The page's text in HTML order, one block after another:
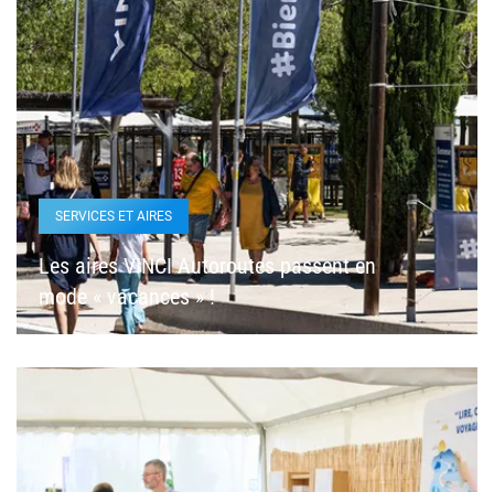
SERVICES ET AIRES
Les aires VINCI Autoroutes passent en
mode « vacances » !